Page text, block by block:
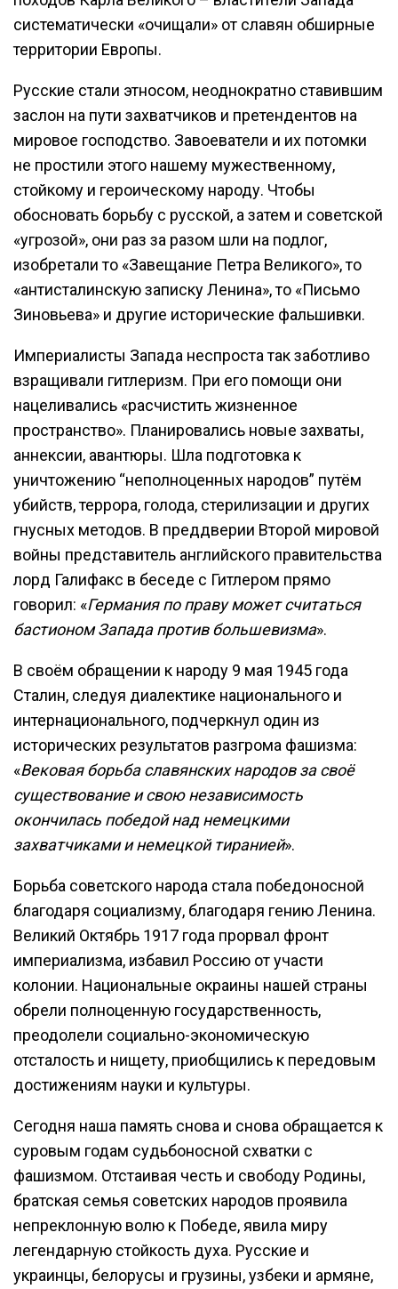
систематически «очищали» от славян обширные
территории Европы.
Русские стали этносом, неоднократно ставившим
заслон на пути захватчиков и претендентов на
мировое господство. Завоеватели и их потомки
не простили этого нашему мужественному,
стойкому и героическому народу. Чтобы
обосновать борьбу с русской, а затем и советской
«угрозой», они раз за разом шли на подлог,
изобретали то «Завещание Петра Великого», то
«антисталинскую записку Ленина», то «Письмо
Зиновьева» и другие исторические фальшивки.
Империалисты Запада неспроста так заботливо
взращивали гитлеризм. При его помощи они
нацеливались «расчистить жизненное
пространство». Планировались новые захваты,
аннексии, авантюры. Шла подготовка к
уничтожению “неполноценных народов” путём
убийств, террора, голода, стерилизации и других
гнусных методов. В преддверии Второй мировой
войны представитель английского правительства
лорд Галифакс в беседе с Гитлером прямо
говорил: «Германия по праву может считаться
бастионом Запада против большевизма».
В своём обращении к народу 9 мая 1945 года
Сталин, следуя диалектике национального и
интернационального, подчеркнул один из
исторических результатов разгрома фашизма:
«Вековая борьба славянских народов за своё
существование и свою независимость
окончилась победой над немецкими
захватчиками и немецкой тиранией».
Борьба советского народа стала победоносной
благодаря социализму, благодаря гению Ленина.
Великий Октябрь 1917 года прорвал фронт
империализма, избавил Россию от участи
колонии. Национальные окраины нашей страны
обрели полноценную государственность,
преодолели социально-экономическую
отсталость и нищету, приобщились к передовым
достижениям науки и культуры.
Сегодня наша память снова и снова обращается к
суровым годам судьбоносной схватки с
фашизмом. Отстаивая честь и свободу Родины,
братская семья советских народов проявила
непреклонную волю к Победе, явила миру
легендарную стойкость духа. Русские и
украинцы, белорусы и грузины, узбеки и армяне,